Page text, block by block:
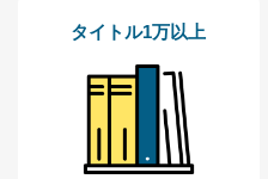
タイトル1万以上